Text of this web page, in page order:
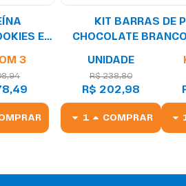
E
3
KIT BARRAS DE
CHOCOLATE
MARSHMALLOW 50G
UNIDADE
R$ 238,80
R$ 202,98
COMPRAR